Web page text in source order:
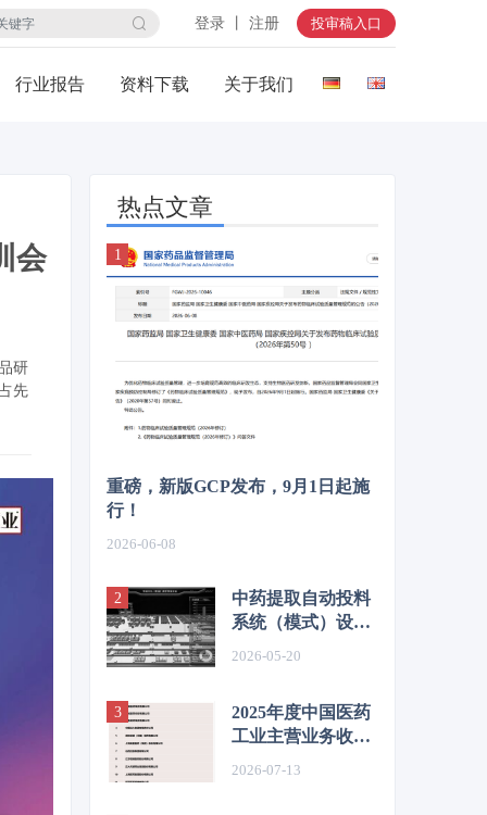
登录 丨 注册 投审稿入口
行业报告 资料下载 关于我们
会
研
先
热点文章
重磅，新版GCP发布，9月1日起施
行！
2026-06-08
中药提取自动投料
系统（模式）设计
2026-05-20
2025年度中国医药
工业主营业务收入
2026-07-13